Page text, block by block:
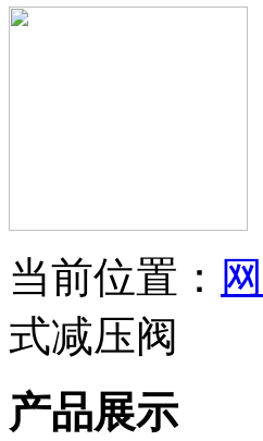
当前位置：
式减压阀
产品展示